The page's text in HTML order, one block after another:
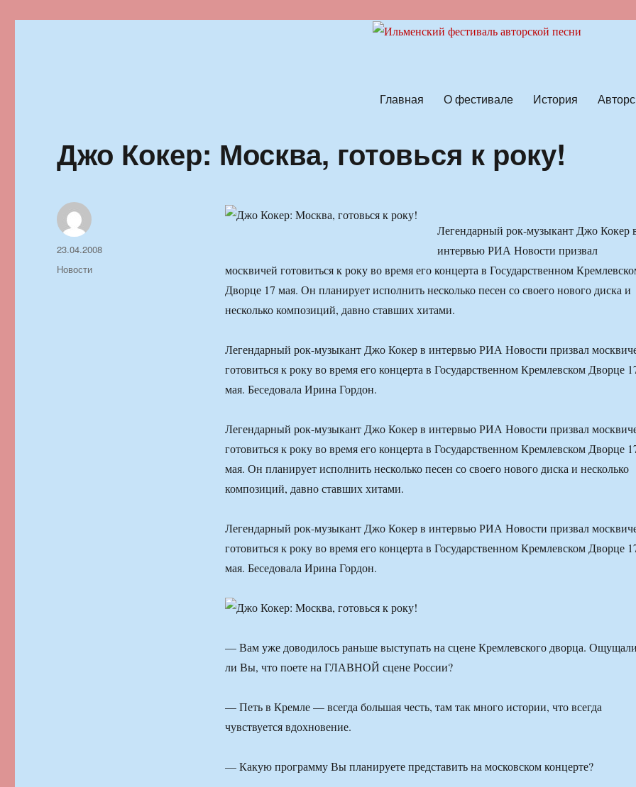
Главная О фестивале История
Джо Кокер: Москва, готовься к року!
Легендарный рок-музыкант Джо Кокер
интервью РИА Новости призвал
москвичей готовиться к року во время его концерта в Государственном
Дворце 17 мая. Он планирует исполнить несколько песен со своего нового диска и
несколько композиций, давно ставших хитами.
Легендарный рок-музыкант Джо Кокер в интервью РИА Новости призвал
готовиться к року во время его концерта в Государственном Кремлевском Дворце
мая. Беседовала Ирина Гордон.
Легендарный рок-музыкант Джо Кокер в интервью РИА Новости призвал
готовиться к року во время его концерта в Государственном Кремлевском Дворце
мая. Он планирует исполнить несколько песен со своего нового диска и несколько
композиций, давно ставших хитами.
Легендарный рок-музыкант Джо Кокер в интервью РИА Новости призвал
готовиться к року во время его концерта в Государственном Кремлевском Дворце
мая. Беседовала Ирина Гордон.
— Вам уже доводилось раньше выступать на сцене Кремлевского дворца.
ли Вы, что поете на ГЛАВНОЙ сцене России?
— Петь в Кремле — всегда большая честь, там так много истории, что всегда
чувствуется вдохновение.
— Какую программу Вы планируете представить на московском концерте?
Автор
Опубликовано
23.04.2008
Рубрики
Новости